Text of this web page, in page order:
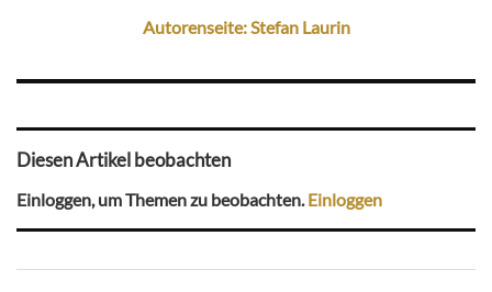
Autorenseite: Stefan Laurin
Diesen Artikel beobachten
Einloggen, um Themen zu beobachten. Einloggen